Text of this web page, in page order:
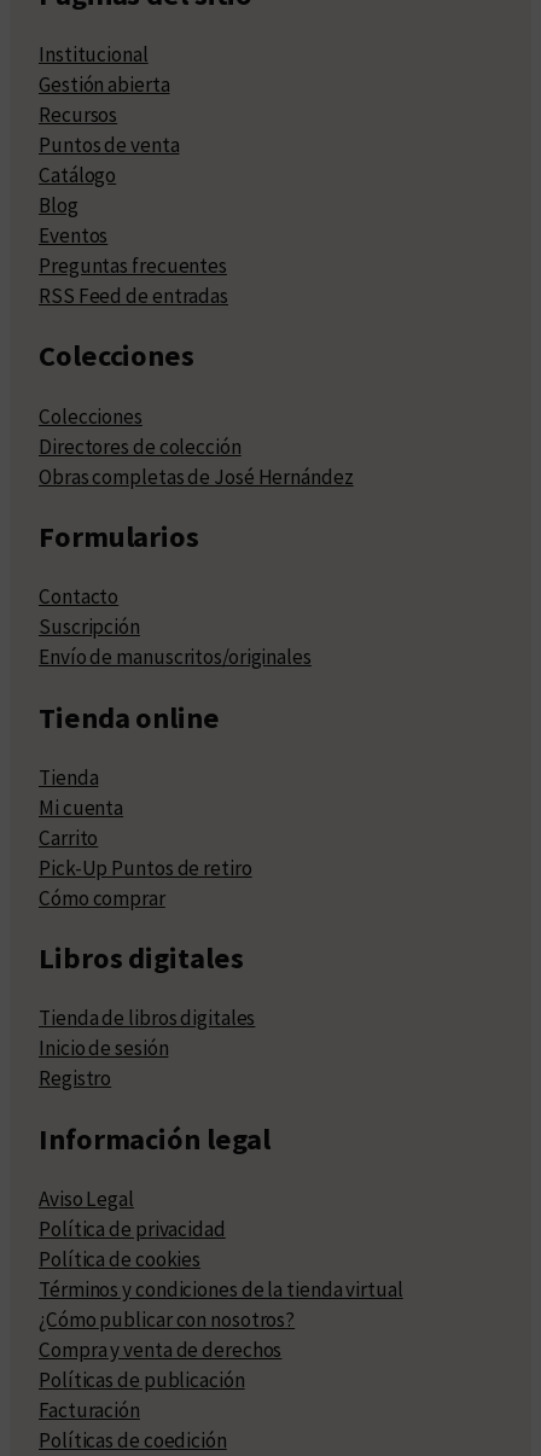
Institucional
Gestión abierta
Recursos
Puntos de venta
Catálogo
Blog
Eventos
Preguntas frecuentes
RSS Feed de entradas
Colecciones
Colecciones
Directores de colección
Obras completas de José Hernández
Formularios
Contacto
Suscripción
Envío de manuscritos/originales
Tienda online
Tienda
Mi cuenta
Carrito
Pick-Up Puntos de retiro
Cómo comprar
Libros digitales
Tienda de libros digitales
Inicio de sesión
Registro
Información legal
Aviso Legal
Política de privacidad
Política de cookies
Términos y condiciones de la tienda virtual
¿Cómo publicar con nosotros?
Compra y venta de derechos
Políticas de publicación
Facturación
Políticas de coedición